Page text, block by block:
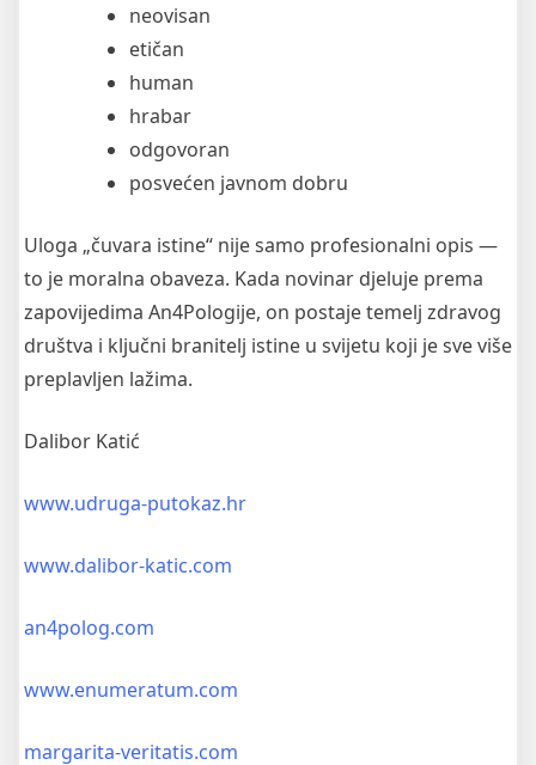
neovisan
etičan
human
hrabar
odgovoran
posvećen javnom dobru
Uloga „čuvara istine“ nije samo profesionalni opis —
to je moralna obaveza. Kada novinar djeluje prema
zapovijedima An4Pologije, on postaje temelj zdravog
društva i ključni branitelj istine u svijetu koji je sve više
preplavljen lažima.
Dalibor Katić
www.udruga-putokaz.hr
www.dalibor-katic.com
an4polog.com
www.enumeratum.com
margarita-veritatis.com